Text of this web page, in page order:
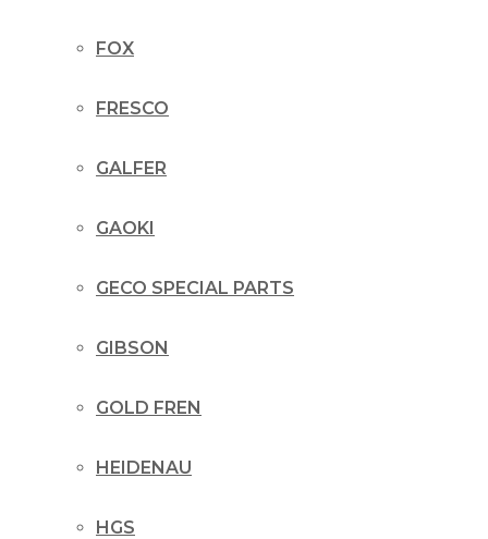
FOX
FRESCO
GALFER
GAOKI
GECO SPECIAL PARTS
GIBSON
GOLD FREN
HEIDENAU
HGS